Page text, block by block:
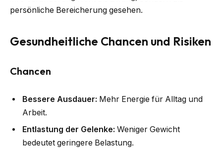
persönliche Bereicherung gesehen.
Gesundheitliche Chancen und Risiken
Chancen
Bessere Ausdauer: Mehr Energie für Alltag und
Arbeit.
Entlastung der Gelenke: Weniger Gewicht
bedeutet geringere Belastung.